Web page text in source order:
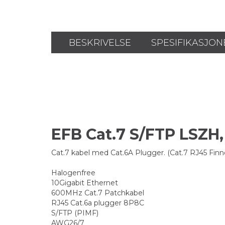
BESKRIVELSE
EFB Cat.7 S/FTP
Cat.7 kabel med Cat.6A Plugger. (Cat.7 RJ45
Halogenfree
10Gigabit Ethernet
600MHz Cat.7 Patchkabel
RJ45 Cat.6a plugger 8P8C
S/FTP (PIMF)
AWG26/7